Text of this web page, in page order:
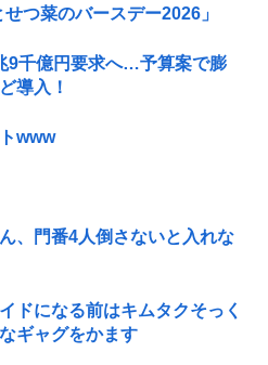
つ菜のバースデー2026」
9千億円要求へ…予算案で膨
導入！
www
、門番4人倒さないと入れな
ドになる前はキムタクそっく
ギャグをかます